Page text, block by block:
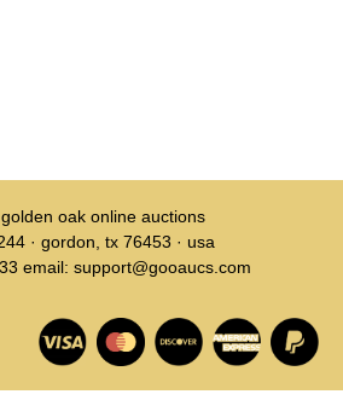
golden oak online auctions
· gordon, tx 76453 · usa
email: support@gooaucs.com